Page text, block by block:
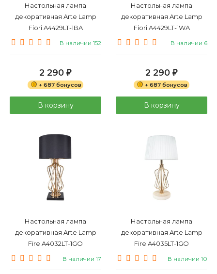
Настольная лампа
декоративная Arte Lamp
Fiori A4429LT-1BA
В наличии 152
2 290 ₽
+ 687 бонусов
В корзину
Настольная лампа
декоративная Arte Lamp
Fiori A4429LT-1WA
В наличии 6
2 290 ₽
+ 687 бонусов
В корзину
Настольная лампа
декоративная Arte Lamp
Fire A4032LT-1GO
В наличии 17
Настольная лампа
декоративная Arte Lamp
Fire A4035LT-1GO
В наличии 10